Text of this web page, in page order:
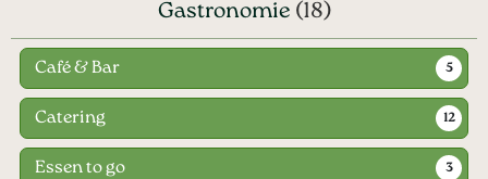
Gastronomie (18)
Café & Bar 5
Catering 12
Essen to go 3